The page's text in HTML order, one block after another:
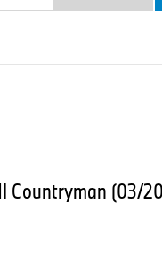
Countryman (03/